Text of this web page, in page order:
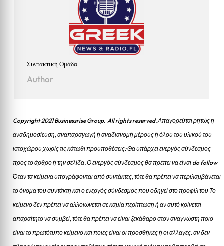
Συντακτική Ομάδα
Author
Copyright 2021 Businessrise Group. All rights reserved. Απαγορεύται ρητώς η
αναδημοσίευση, αναπαραγωγή ή αναδιανομή μέρους ή όλου του υλικού του
ιστοχώρου χωρίς τις κάτωθι προυποθέσεις: Θα υπάρχει ενεργός σύνδεσμος
προς το άρθρο ή την σελίδα.Ο ενεργός σύνδεσμος θα πρέπει να είναι do follow
Όταν τα κείμενα υπογράφονται από συντάκτες, τότε θα πρέπει να περιλαμβάνεται
το όνομα του συντάκτη και ο ενεργός σύνδεσμος που οδηγεί στο προφίλ του Το
κείμενο δεν πρέπει να αλλοιώνεται σε καμία περίπτωση ή αν αυτό κρίνεται
απαραίτητο να συμβεί, τότε θα πρέπει να είναι ξεκάθαρο στον αναγνώστη ποιο
είναι το πρωτότυπο κείμενο και ποιες είναι οι προσθήκες ή οι αλλαγές. αν δεν